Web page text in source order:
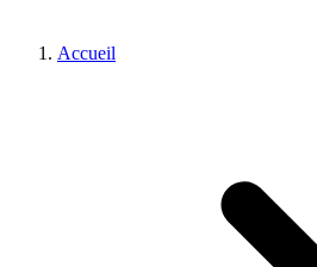
Accueil